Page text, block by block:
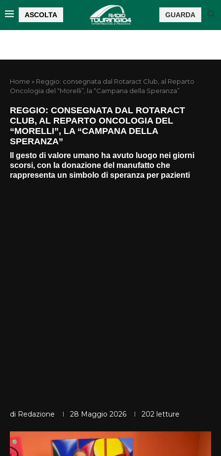
ASCOLTA GUARDA
Home » Reggio: consegnata dal Rotaract Club, al Reparto
Oncologia del “Morelli”, la “Campana della Speranza”
REGGIO: CONSEGNATA DAL ROTARACT
CLUB, AL REPARTO ONCOLOGIA DEL
“MORELLI”, LA “CAMPANA DELLA
SPERANZA”
Il gesto di valore umano ha avuto luogo nei giorni
scorsi, con la donazione del manufatto che
rappresenta un simbolo di speranza per pazienti
di Redazione 28 Maggio 2026 202 letture